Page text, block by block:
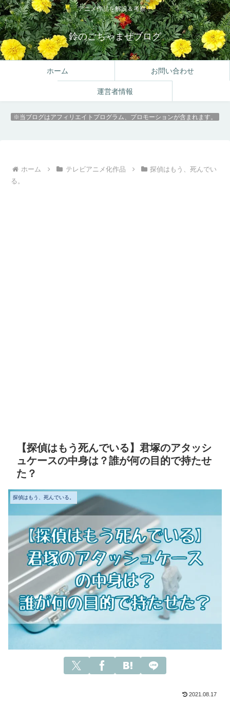
アニメ作品を解説＆考察！
鈴のごちゃまぜブログ
ホーム お問い合わせ
運営者情報
※当ブログはアフィリエイトプログラム、プロモーションが含まれます。
ホーム テレビアニメ化作品
探偵はもう、死んでい
る。
【探偵はもう死んでいる】君塚のアタッシ
ュケースの中身は？誰が何の目的で持たせ
た？
探偵はもう、死んでいる。
2021.08.17